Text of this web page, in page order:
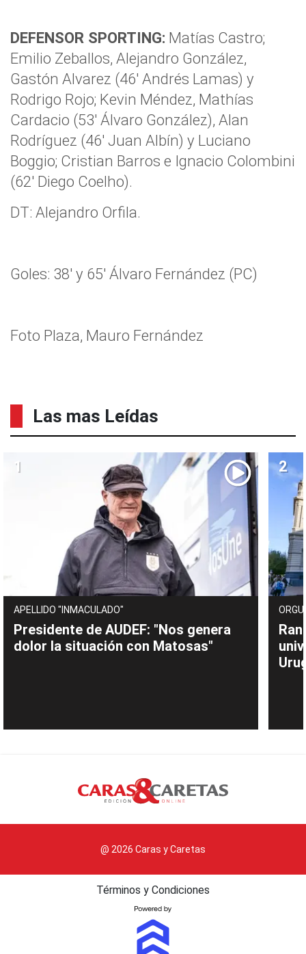
DEFENSOR SPORTING: Matías Castro;
Emilio Zeballos, Alejandro González,
Gastón Alvarez (46′ Andrés Lamas) y
Rodrigo Rojo; Kevin Méndez, Mathías
Cardacio (53′ Álvaro González), Alan
Rodríguez (46′ Juan Albín) y Luciano
Boggio; Cristian Barros e Ignacio Colombini
(62′ Diego Coelho).
DT: Alejandro Orfila.
Goles: 38′ y 65′ Álvaro Fernández (PC)
Foto Plaza, Mauro Fernández
Las mas Leídas
APELLIDO "INMACULADO"
Presidente de AUDEF: "Nos genera
dolor la situación con Matosas"
@ 2026 Caras y Caretas
Términos y Condiciones